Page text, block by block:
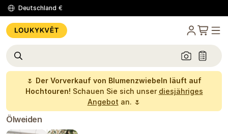
Deutschland €
🌷 Der Vorverkauf von Blumenzwiebeln läuft auf
Hochtouren! Schauen Sie sich unser diesjähriges
Angebot an. 🌷
Ölweiden